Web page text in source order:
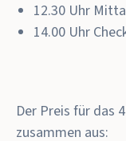
12.30 Uhr
14.00 Uhr
Der Preis für das
zusammen aus: